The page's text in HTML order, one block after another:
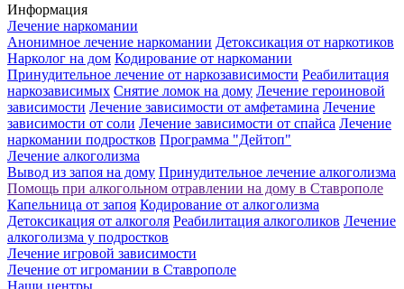
Информация
Лечение наркомании
Анонимное лечение наркомании Детоксикация от наркотиков
Нарколог на дом Кодирование от наркомании
Принудительное лечение от наркозависимости Реабилитация
наркозависимых Снятие ломок на дому Лечение героиновой
зависимости Лечение зависимости от амфетамина Лечение
зависимости от соли Лечение зависимости от спайса Лечение
наркомании подростков Программа "Дейтоп"
Лечение алкоголизма
Вывод из запоя на дому Принудительное лечение алкоголизма
Помощь при алкогольном отравлении на дому в Ставрополе
Капельница от запоя Кодирование от алкоголизма
Детоксикация от алкоголя Реабилитация алкоголиков Лечение
алкоголизма у подростков
Лечение игровой зависимости
Лечение от игромании в Ставрополе
Наши центры